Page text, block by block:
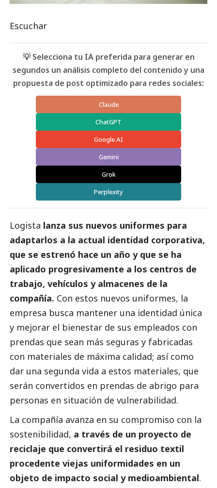
Escuchar
💡 Selecciona tu IA preferida para generar en
segundos un análisis completo del contenido y una
propuesta de post optimizado para redes sociales:
Claude
ChatGPT
Google AI
Gemini
Grok
Perplexity
Logista lanza sus nuevos uniformes para
adaptarlos a la actual identidad corporativa,
que se estrenó hace un año y que se ha
aplicado progresivamente a los centros de
trabajo, vehículos y almacenes de la
compañía. Con estos nuevos uniformes, la
empresa busca mantener una identidad única
y mejorar el bienestar de sus empleados con
prendas que sean más seguras y fabricadas
con materiales de máxima calidad; así como
dar una segunda vida a estos materiales, que
serán convertidos en prendas de abrigo para
personas en situación de vulnerabilidad.
La compañía avanza en su compromiso con la
sostenibilidad, a través de un proyecto de
reciclaje que convertirá el residuo textil
procedente viejas uniformidades en un
objeto de impacto social y medioambiental.